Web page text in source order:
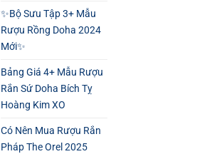
✨Bộ Sưu Tập 3+ Mẫu
Rượu Rồng Doha 2024
Mới✨
Bảng Giá 4+ Mẫu Rượu
Rắn Sứ Doha Bích Tỵ
Hoàng Kim XO
Có Nên Mua Rượu Rắn
Pháp The Orel 2025